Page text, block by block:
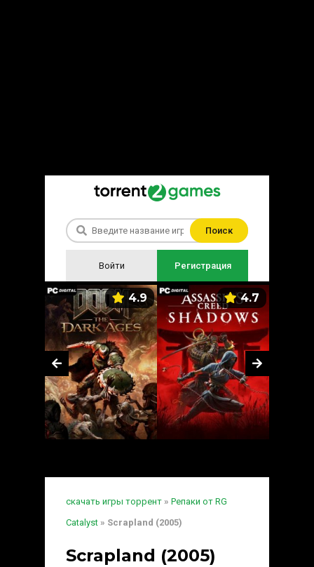
Поиск
Войти Регистрация
4.9 4.7
скачать игры торрент » Репаки от RG
Catalyst » Scrapland (2005)
Scrapland (2005)